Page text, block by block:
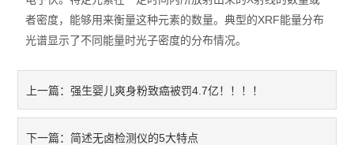
光谱仪
RoHS2.0检测仪
者密度，能够用来衡量这种元素的数量。典型的XRF能量分布
光谱显示了不同能量时光子密度的分布情况。
上一篇：强生婴儿爽身粉致癌被罚4.7亿！！！！
下一篇：简述无卤检测仪的5大特点